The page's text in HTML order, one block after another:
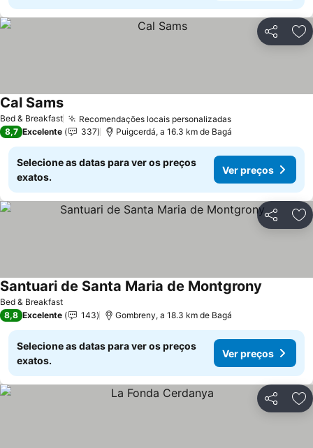
Partilhar
Bed & Breakfast Recomendações locais personalizadas
Cal Sams
8,7 Excelente 337 Puigcerdá, a 16.3 km de Bagá
Selecione as datas para ver os preços
exatos.
Ver preços
Partilhar
Bed & Breakfast
Santuari de Santa Maria de Montgrony
8,8 Excelente 143 Gombreny, a 18.3 km de Bagá
Selecione as datas para ver os preços
exatos.
Ver preços
Partilhar